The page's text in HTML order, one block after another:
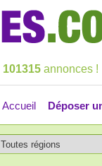
101315 annonces !
Accueil Déposer